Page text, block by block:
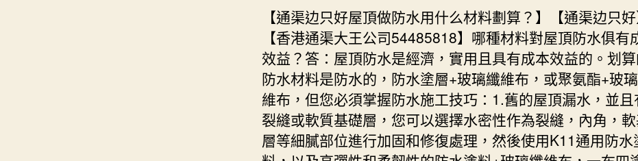
【通渠边只好屋頂做防水用什么材料劃算？】【通渠边只好
【香港通渠大王公司54485818】哪種材料對屋頂防水俱有
效益？答：屋頂防水是經濟，實用且具有成本效益的。划
防水材料是防水的，防水塗層+玻璃纖維布，或聚氨酯+玻
維布，但您必須掌握防水施工技巧：1.舊的屋頂漏水，並且
裂縫或軟質基礎層，您可以選擇水密性作為裂縫，內角，
層等細膩部位進行加固和修復處理，然後使用K11通用防水